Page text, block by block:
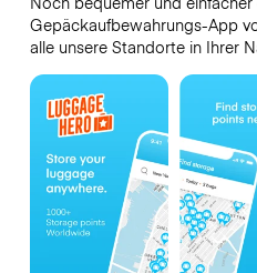
Gepäckaufbewahrungs-App
alle unsere Standorte in Ihrer